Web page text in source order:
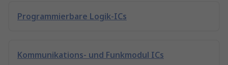
Programmierbare Logik-ICs
Kommunikations- und Funkmodul ICs